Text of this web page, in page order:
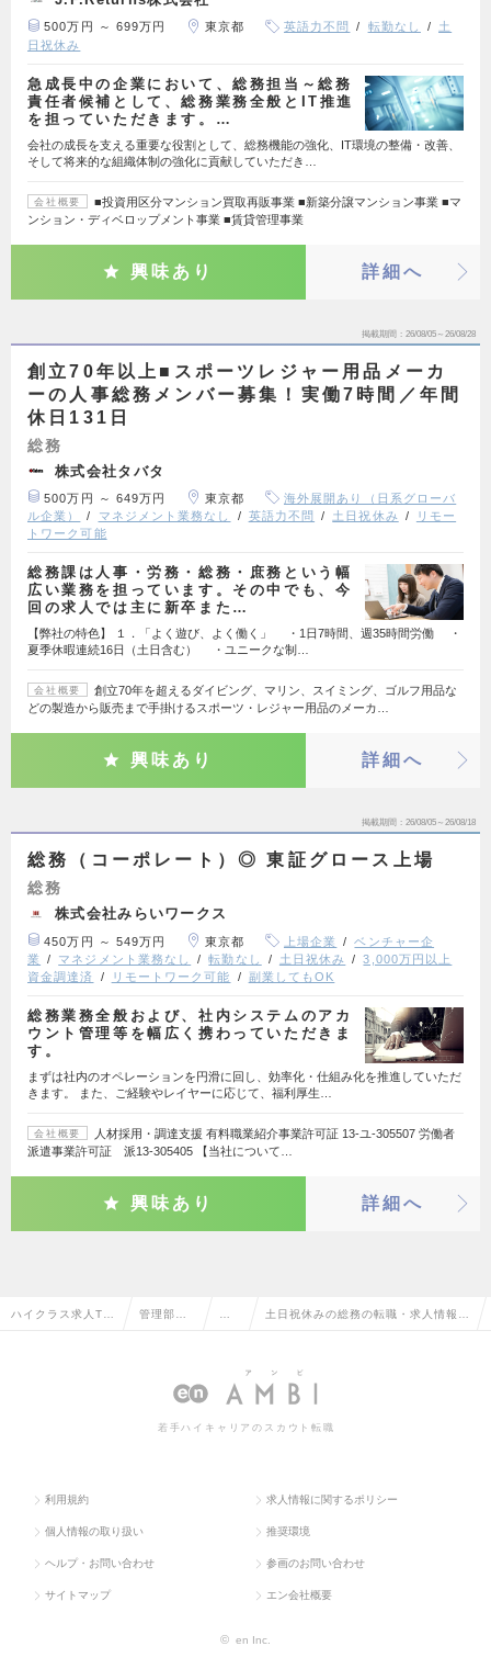
500万円 ～ 699万円 東京都 英語力不問 転勤なし
土
日祝休み
急成長中の企業において、総務担当～総務
責任者候補として、総務業務全般とIT推進
を担っていただきます。…
会社の成長を支える重要な役割として、総務機能の強化、IT環境の整備・改善、
そして将来的な組織体制の強化に貢献していただき…
会社概要
■投資用区分マンション買取再販事業 ■新築分譲マンション事業 ■マ
ンション・ディベロップメント事業 ■賃貸管理事業
興味あり 詳細へ
掲載期間 26/08/05～26/08/28
創立70年以上■スポーツレジャー用品メーカ
ーの人事総務メンバー募集！実働7時間／年間
休日131日
総務
株式会社タバタ
500万円 ～ 649万円 東京都
海外展開あり（日系グローバ
ル企業）
マネジメント業務なし 英語力不問 土日祝休み
リモー
トワーク可能
総務課は人事・労務・総務・庶務という幅
広い業務を担っています。その中でも、今
回の求人では主に新卒また…
【弊社の特色】 １．「よく遊び、よく働く」 ・1日7時間、週35時間労働 ・
夏季休暇連続16日（土日含む） ・ユニークな制…
会社概要
創立70年を超えるダイビング、マリン、スイミング、ゴルフ用品な
どの製造から販売まで手掛けるスポーツ・レジャー用品のメーカ…
興味あり 詳細へ
掲載期間 26/08/05～26/08/18
総務（コーポレート）◎ 東証グロース上場
総務
株式会社みらいワークス
450万円 ～ 549万円 東京都 上場企業
ベンチャー企
業
マネジメント業務なし 転勤なし 土日祝休み
3,000万円以上
資金調達済
リモートワーク可能 副業してもOK
総務業務全般および、社内システムのアカ
ウント管理等を幅広く携わっていただきま
す。
まずは社内のオペレーションを円滑に回し、効率化・仕組み化を推進していただ
きます。 また、ご経験やレイヤーに応じて、福利厚生…
会社概要
人材採用・調達支援 有料職業紹介事業許可証 13-ユ-305507 労働者
派遣事業許可証 派13-305405 【当社について…
興味あり 詳細へ
ハイクラス求人TO 管理部門 総 土日祝休みの総務の転職・求人情報一
若手ハイキャリアのスカウト転職
利用規約 求人情報に関するポリシー
個人情報の取り扱い 推奨環境
ヘルプ・お問い合わせ 参画のお問い合わせ
サイトマップ エン会社概要
© en Inc.